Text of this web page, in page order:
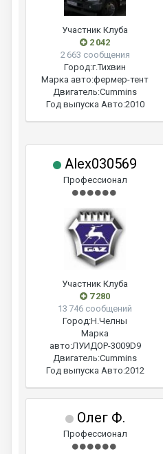
Участник Клуба
2 042
2 663 сообщения
Город:г.Тихвин
Марка авто:фермер-тент
Двигатель:Cummins
Год выпуска Авто:2010
Alex030569
Профессионал
Участник Клуба
7 280
13 746 сообщений
Город:Н.Челны
Марка
авто:ЛУИДОР-3009D9
Двигатель:Cummins
Год выпуска Авто:2012
Олег Ф.
Профессионал